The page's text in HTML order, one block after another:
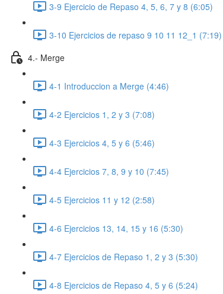
3-9 Ejercicio de Repaso 4, 5, 6, 7 y 8 (6:05)
3-10 Ejercicios de repaso 9 10 11 12_1 (7:19)
4.- Merge
4-1 Introduccion a Merge (4:46)
4-2 Ejercicios 1, 2 y 3 (7:08)
4-3 Ejercicios 4, 5 y 6 (5:46)
4-4 Ejercicios 7, 8, 9 y 10 (7:45)
4-5 Ejercicios 11 y 12 (2:58)
4-6 Ejercicios 13, 14, 15 y 16 (5:30)
4-7 Ejercicios de Repaso 1, 2 y 3 (5:30)
4-8 Ejercicios de Repaso 4, 5 y 6 (5:24)